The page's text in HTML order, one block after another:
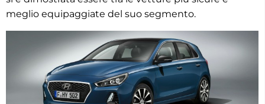
meglio equipaggiate del suo segmento.